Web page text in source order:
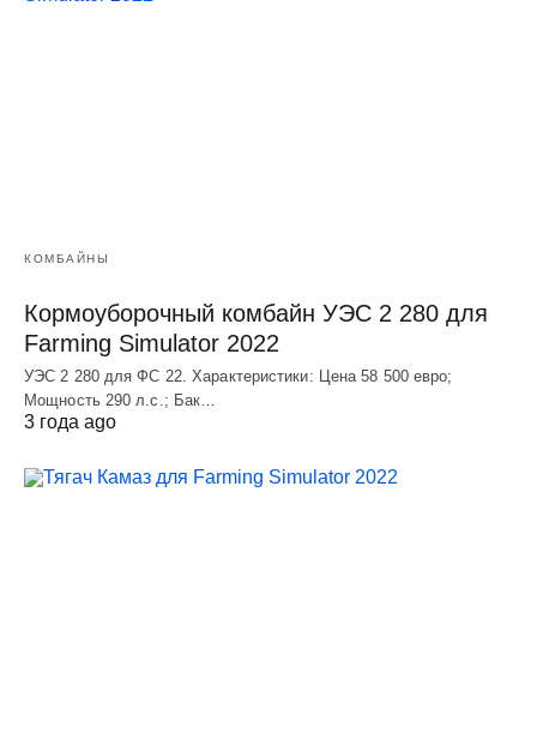
КОМБАЙНЫ
Кормоуборочный комбайн УЭC 2 280 для
Farming Simulator 2022
УЭC 2 280 для ФС 22. Характеристики: Цена 58 500 евро;
Мощность 290 л.с.; Бак…
3 года ago